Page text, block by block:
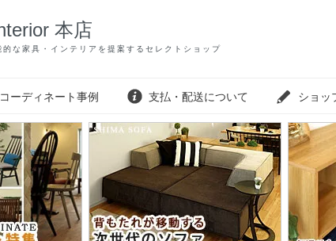
本店
な家具・インテリアを提案するセレクトショップ
コーディネート事例 支払・配送について ショッ